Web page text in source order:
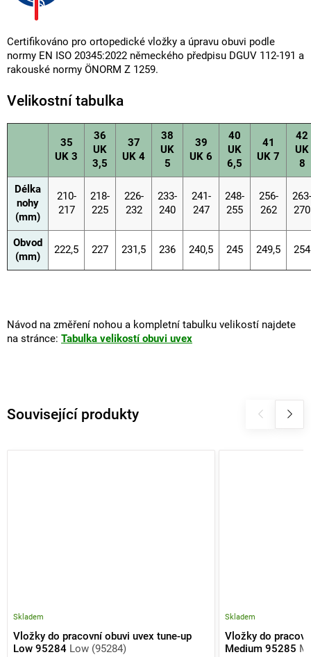
Související produkty
Vložky do pracovní obuvi uvex tune-up
Low 95284 Low (95284)
Skladem
Vložky do
Medium 95285
Skladem
Certifikováno pro ortopedické vložky a úpravu obuvi podle
normy EN ISO 20345:2022 německého předpisu DGUV 112-191 a
rakouské normy ÖNORM Z 1259.
Velikostní tabulka
35
UK 3
36
UK
3,5
37
UK 4
38
UK
5
39
UK 6
40
UK
6,5
41
UK 7
42
UK
8
Délka
nohy
(mm)
210-
217
218-
225
226-
232
233-
240
241-
247
248-
255
256-
262
263-
270
Obvod
(mm)
222,5 227 231,5 236 240,5 245 249,5 254
Návod na změření nohou a kompletní tabulku velikostí najdete
na stránce: Tabulka velikostí obuvi uvex